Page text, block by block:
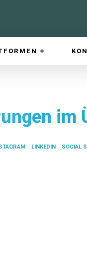
im
LINKEDIN SOCIAL